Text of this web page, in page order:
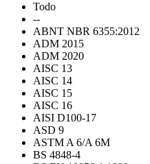
Todo
--
ABNT NBR 6355:2012
ADM 2015
ADM 2020
AISC 13
AISC 14
AISC 15
AISC 16
AISI D100-17
ASD 9
ASTM A 6/A 6M
BS 4848-4